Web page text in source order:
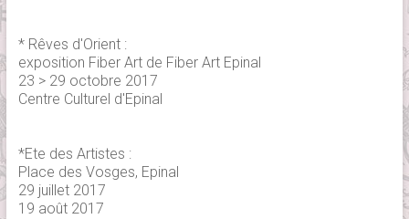
* Rêves d'Orient :
exposition Fiber Art de Fiber Art Epinal
23 > 29 octobre 2017
Centre Culturel d'Epinal
*Ete des Artistes :
Place des Vosges, Epinal
29 juillet 2017
19 août 2017